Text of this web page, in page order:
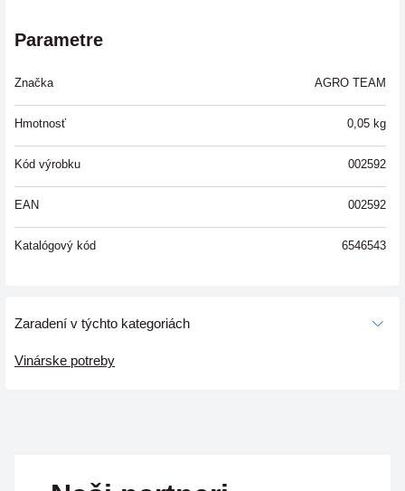
Parametre
Značka AGRO TEAM
Hmotnosť 0,05 kg
Kód výrobku 002592
EAN 002592
Katalógový kód 6546543
Zaradení v týchto kategoriách
Vinárske potreby